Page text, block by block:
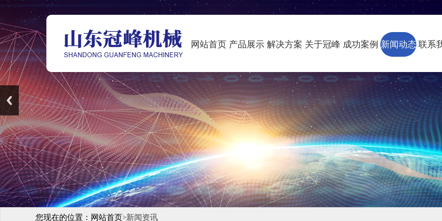
网站首页 产品展示 解决方案 关于冠峰 成功案例 新闻动态 联系
您现在的位置： 网站首页>新闻资讯